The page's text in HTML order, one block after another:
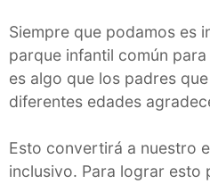
Siempre que podamos es
parque infantil común
es algo que los padres
diferentes edades
Esto convertirá a nuestro
inclusivo. Para lograr esto